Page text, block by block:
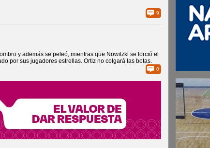
9
y además se peleó, mientras que Nowitzki se torció el
por sus jugadores estrellas. Ortiz no colgará las botas.
0